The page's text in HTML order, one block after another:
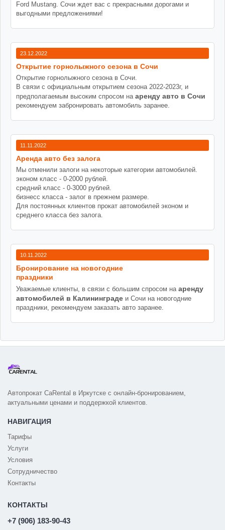
Ford Mustang. Сочи ждет вас с прекрасными дорогами и
выгодными предложениями!
23.12.2022
Открытие горнолыжного сезона в Сочи
Открытие горнолыжного сезона в Сочи.
В связи с официальным открытием сезона 2022-2023г, и
предполагаемым высоким спросом на аренду авто в Сочи
рекомендуем забронировать автомобиль заранее.
11.11.2022
Аренда авто без залога
Мы отменили залоги на некоторые категории автомобилей.
эконом класс - 0-2000 рублей.
средний класс - 0-3000 рублей.
бизнесс класса - залог в прежнем размере.
Для постоянных клиентов прокат автомобилей эконом и
среднего класса без залога.
10.11.2022
Бронирование на новогодние
праздники
Уважаемые клиенты, в связи с большим спросом на аренду
автомобилей в Калининграде и Сочи на новогодние
праздники, рекомендуем заказать авто заранее.
Автопрокат CaRental в Иркутске с онлайн-бронированием,
актуальными ценами и поддержкой клиентов.
НАВИГАЦИЯ
Тарифы
Услуги
Условия
Сотрудничество
Контакты
КОНТАКТЫ
+7 (906) 183-90-43